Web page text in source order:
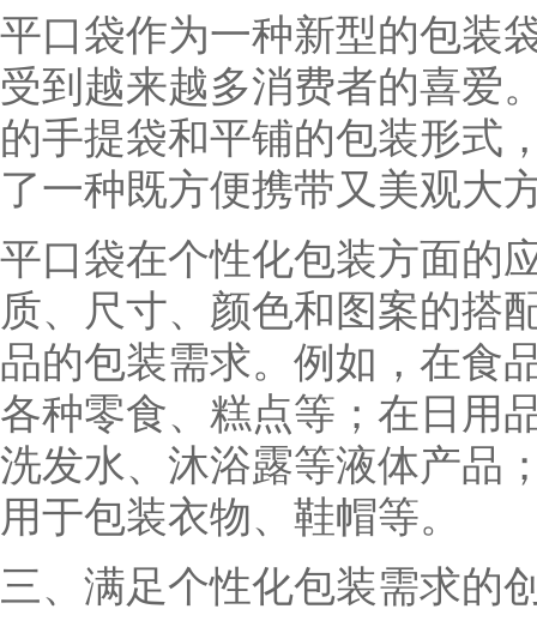
平口袋作为一种新型的包装
受到越来越多消费者的喜爱
的手提袋和平铺的包装形式
了一种既方便携带又美观大
平口袋在个性化包装方面的
质、尺寸、颜色和图案的搭
品的包装需求。例如，在食
各种零食、糕点等；在日用
洗发水、沐浴露等液体产品
用于包装衣物、鞋帽等。
三、满足个性化包装需求的